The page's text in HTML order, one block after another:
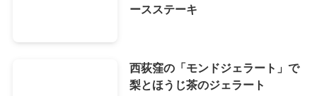
ースステーキ
西荻窪の「モンドジェラート」で
梨とほうじ茶のジェラート